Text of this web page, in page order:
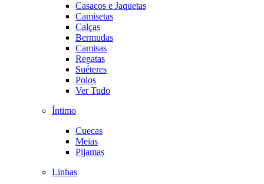
Casacos e Jaquetas
Camisetas
Calças
Bermudas
Camisas
Regatas
Suéteres
Polos
Ver Tudo
Íntimo
Cuecas
Meias
Pijamas
Linhas